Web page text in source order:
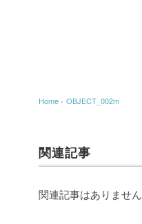
Home › OBJECT_002m
関連記事
関連記事はありません